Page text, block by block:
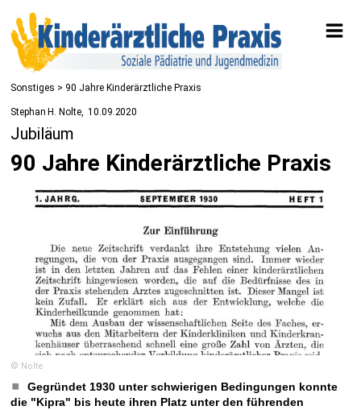
Sonstiges > 90 Jahre Kinderärztliche Praxis
Stephan H. Nolte 10.09.2020
Jubiläum
90 Jahre Kinderärztliche Praxis
© Nolte
Gegründet 1930 unter schwierigen Bedingungen konnte
die "Kipra" bis heute ihren Platz unter den führenden